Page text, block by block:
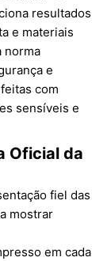
resultados
e materiais
norma
e
com
sensíveis e
Oficial da
fiel das
mostrar
em cada